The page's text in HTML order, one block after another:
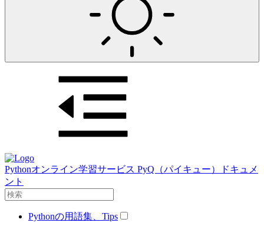
Pythonオンライン学習サービス PyQ（パイキュー）ドキュメ
ント
Pythonの用語集、Tips